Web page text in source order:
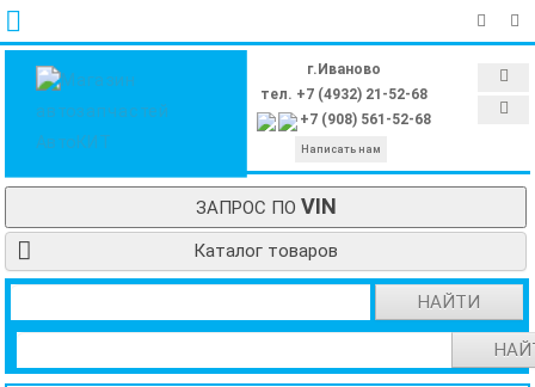
г.Иваново
тел. +7 (4932) 21-52-68
+7 (908) 561-52-68
Написать нам
ЗАПРОС ПО VIN
Каталог товаров
НАЙТИ